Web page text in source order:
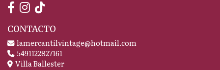
CONTACTO
lamercantilvintage@hotmail.com
5491122827161
Villa Ballester